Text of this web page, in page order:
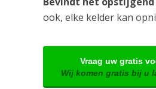
ook, elke kelder kan
Vraag uw gratis
Wij komen gratis bij u